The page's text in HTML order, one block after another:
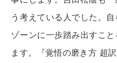
う考えている人でした。
ゾーンに一歩踏み出すこ
ます。『覚悟の磨き方 超